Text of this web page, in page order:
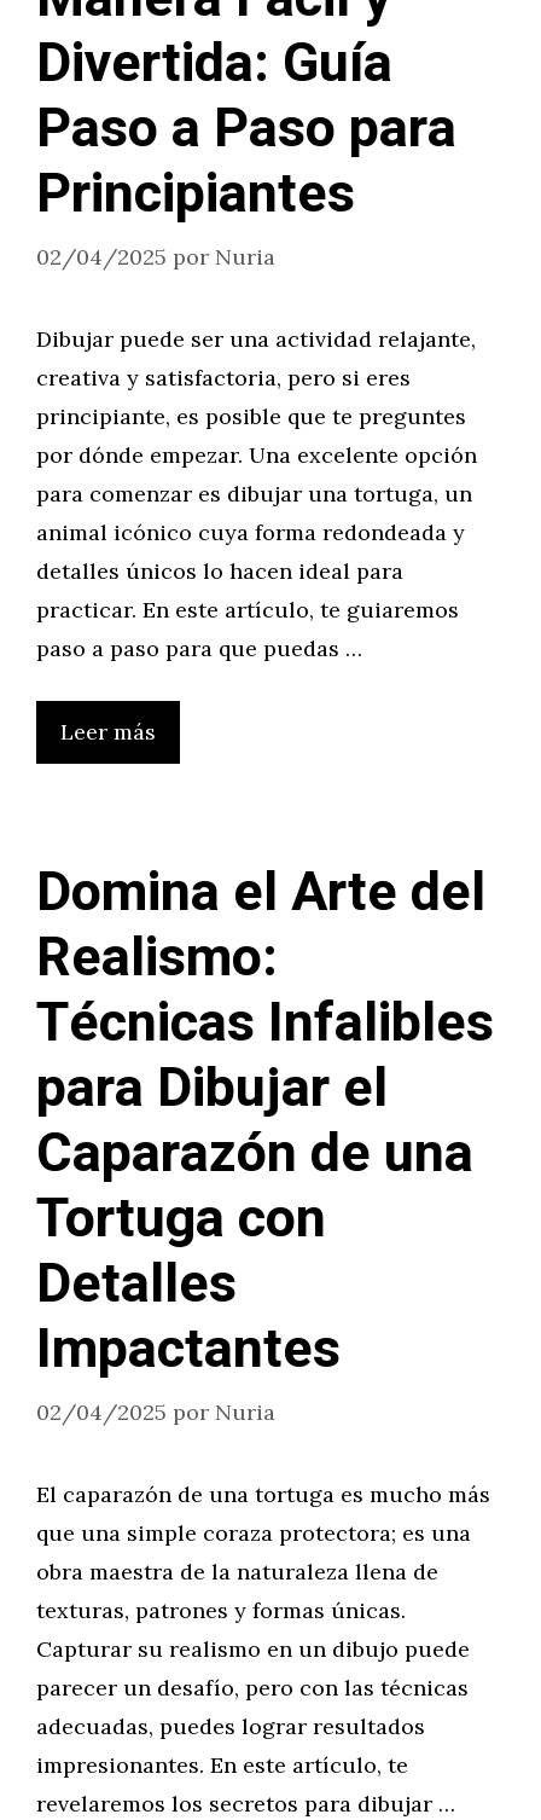
Divertida: Guía
Paso a Paso para
Principiantes
02/04/2025 por Nuria
Dibujar puede ser una actividad relajante,
creativa y satisfactoria, pero si eres
principiante, es posible que te preguntes
por dónde empezar. Una excelente opción
para comenzar es dibujar una tortuga, un
animal icónico cuya forma redondeada y
detalles únicos lo hacen ideal para
practicar. En este artículo, te guiaremos
paso a paso para que puedas …
Leer más
Domina el Arte del
Realismo:
Técnicas Infalibles
para Dibujar el
Caparazón de una
Tortuga con
Detalles
Impactantes
02/04/2025 por Nuria
El caparazón de una tortuga es mucho más
que una simple coraza protectora; es una
obra maestra de la naturaleza llena de
texturas, patrones y formas únicas.
Capturar su realismo en un dibujo puede
parecer un desafío, pero con las técnicas
adecuadas, puedes lograr resultados
impresionantes. En este artículo, te
revelaremos los secretos para dibujar …